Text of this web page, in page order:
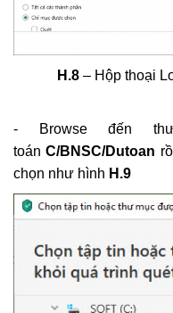
H.8 – Hộp thoại
- Browse đến
toánC/BNSC/Dutoan
chọn như hình H.9